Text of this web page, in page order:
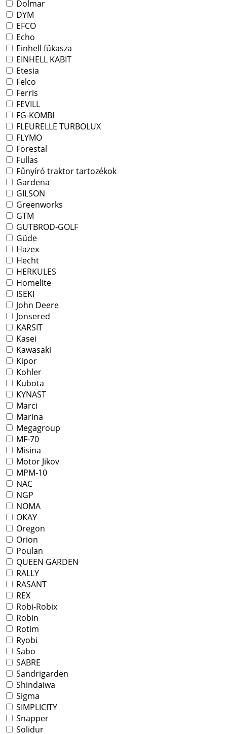
Dolmar
DYM
EFCO
Echo
Einhell fűkasza
EINHELL KABIT
Etesia
Felco
Ferris
FEVILL
FG-KOMBI
FLEURELLE TURBOLUX
FLYMO
Forestal
Fullas
Fűnyíró traktor tartozékok
Gardena
GILSON
Greenworks
GTM
GUTBROD-GOLF
Güde
Hazex
Hecht
HERKULES
Homelite
ISEKI
John Deere
Jonsered
KARSIT
Kasei
Kawasaki
Kipor
Kohler
Kubota
KYNAST
Marci
Marina
Megagroup
MF-70
Misina
Motor Jikov
MPM-10
NAC
NGP
NOMA
OKAY
Oregon
Orion
Poulan
QUEEN GARDEN
RALLY
RASANT
REX
Robi-Robix
Robin
Rotim
Ryobi
Sabo
SABRE
Sandrigarden
Shindaiwa
Sigma
SIMPLICITY
Snapper
Solidur